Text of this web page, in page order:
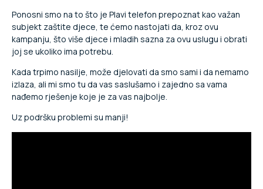
Ponosni smo na to što je Plavi telefon prepoznat kao važan
subjekt zaštite djece, te ćemo nastojati da, kroz ovu
kampanju, što više djece i mladih sazna za ovu uslugu i obrati
joj se ukoliko ima potrebu.
Kada trpimo nasilje, može djelovati da smo sami i da nemamo
izlaza, ali mi smo tu da vas saslušamo i zajedno sa vama
nađemo rješenje koje je za vas najbolje.
Uz podršku problemi su manji!